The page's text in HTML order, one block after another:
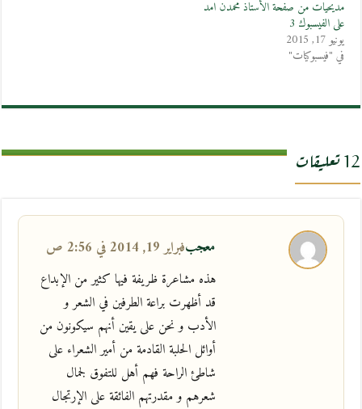
مديحيات من صفحة الأستاذ محمدن امد
على الفيسبوك 3
يونيو 17, 2015
في "فيسبوكيات"
12 تعليقات
معجبفبراير 19, 2014 في 2:56 ص
هذه مشاعرة ظريفة فيها كثير من الإبداع
قد أظهرت براعة الطرفين في الشعر و
الأدب و نحن على يقين أنهم سيكونون من
أوائل الحلبة القادمة من أمير الشعراء على
شاطئ الراحة فهم أهل للتفوق لجمال
شعرهم و مقدرتهم الفائقة على الإرتجال